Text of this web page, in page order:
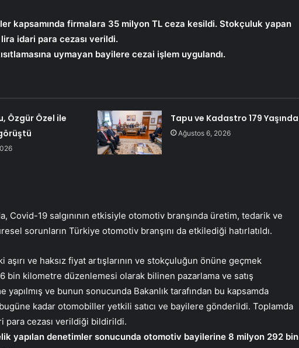
kapsamında firmalara 35 milyon TL ceza kesildi. Stokçuluk yapan
idari para cezası verildi.
uymayan bayilere cezai işlem uygulandı.
Özgür Özel ile
Tapu ve Kadastro 179 Yaşında
Ağustos 6, 2026
Covid-19 salgınının etkisiyle otomotiv branşında üretim, tedarik ve
sorunların Türkiye otomotiv branşını da etkilediği hatırlatıldı.
ve haksız fiyat artışlarının ve stokçuluğun önüne geçmek
6 bin kilometre düzenlemesi olarak bilinen pazarlama ve satış
yapılmış ve bunun sonucunda Bakanlık tarafından bu kapsamda
kadar otomobiller yetkili satıcı ve bayilere gönderildi. Toplamda
para cezası verildiği bildirildi.
yapılan denetimler sonucunda otomotiv bayilerine 8 milyon 292 bin